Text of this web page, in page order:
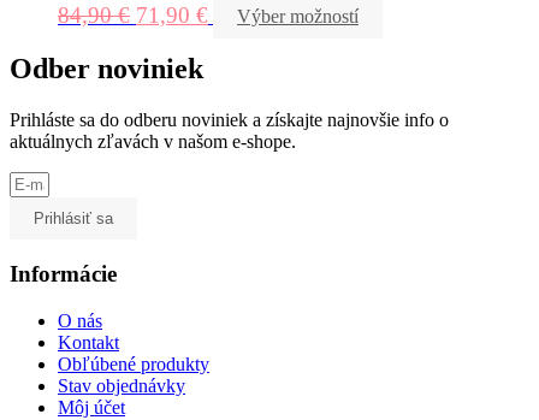
84,90€ 71,90 € Výber možností
Odber noviniek
Prihláste sa do odberu noviniek a získajte najnovšie info o
aktuálnych zľavách v našom e-shope.
Prihlásiť sa
Informácie
O nás
Kontakt
Obľúbené produkty
Stav objednávky
Môj účet